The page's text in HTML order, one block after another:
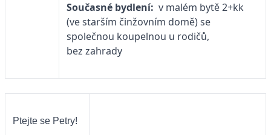
Současné bydlení: v malém bytě 2+kk
(ve starším činžovním domě) se
společnou koupelnou u rodičů,
bez zahrady
Ptejte se Petry!